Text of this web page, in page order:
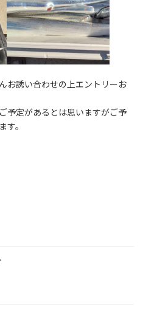
お誘い合わせの上エントリーお
予定があるとは思いますがご予
す。